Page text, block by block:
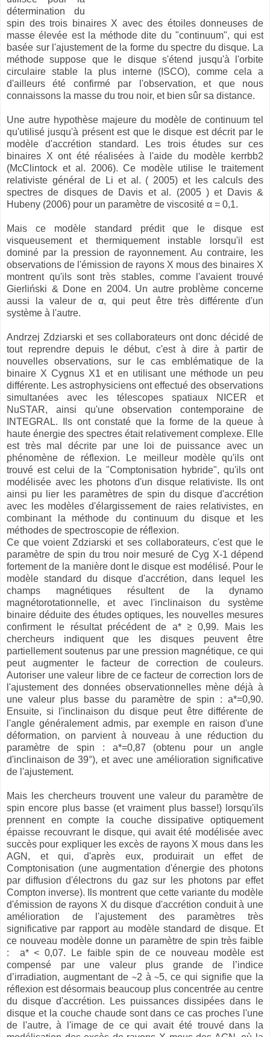
détermination du
spin des trois binaires X avec des étoiles donneuses de
masse élevée est la méthode dite du "continuum", qui est
basée sur l'ajustement de la forme du spectre du disque. La
méthode suppose que le disque s'étend jusqu'à l'orbite
circulaire stable la plus interne (ISCO), comme cela a
d'ailleurs été confirmé par l'observation, et que nous
connaissons la masse du trou noir, et bien sûr sa distance.
Une autre hypothèse majeure du modèle de continuum tel
qu'utilisé jusqu'à présent est que le disque est décrit par le
modèle d'accrétion standard. Les trois études sur ces
binaires X ont été réalisées à l'aide du modèle kerrbb2
(McClintock et al. 2006). Ce modèle utilise le traitement
relativiste général de Li et al. ( 2005) et les calculs des
spectres de disques de Davis et al. (2005 ) et Davis &
Hubeny (2006) pour un paramètre de viscosité α = 0,1.
Mais ce modèle standard prédit que le disque est
visqueusement et thermiquement instable lorsqu'il est
dominé par la pression de rayonnement. Au contraire, les
observations de l'émission de rayons X mous des binaires X
montrent qu'ils sont très stables, comme l'avaient trouvé
Gierliński & Done en 2004. Un autre problème concerne
aussi la valeur de α, qui peut être très différente d'un
système à l'autre.
Andrzej Zdziarski et ses collaborateurs ont donc décidé de
tout reprendre depuis le début, c'est à dire à partir de
nouvelles observations, sur le cas emblématique de la
binaire X Cygnus X1 et en utilisant une méthode un peu
différente. Les astrophysiciens ont effectué des observations
simultanées avec les télescopes spatiaux NICER et
NuSTAR, ainsi qu'une observation contemporaine de
INTEGRAL. Ils ont constaté que la forme de la queue à
haute énergie des spectres était relativement complexe. Elle
est très mal décrite par une loi de puissance avec un
phénomène de réflexion. Le meilleur modèle qu'ils ont
trouvé est celui de la "Comptonisation hybride", qu'ils ont
modélisée avec les photons d'un disque relativiste. Ils ont
ainsi pu lier les paramètres de spin du disque d'accrétion
avec les modèles d'élargissement de raies relativistes, en
combinant la méthode du continuum du disque et les
méthodes de spectroscopie de réflexion.
Ce que voient Zdziarski et ses collaborateurs, c'est que le
paramètre de spin du trou noir mesuré de Cyg X-1 dépend
fortement de la manière dont le disque est modélisé. Pour le
modèle standard du disque d'accrétion, dans lequel les
champs magnétiques résultent de la dynamo
magnétorotationnelle, et avec l'inclinaison du système
binaire déduite des études optiques, les nouvelles mesures
confirment le résultat précédent de a* ≳ 0,99. Mais les
chercheurs indiquent que les disques peuvent être
partiellement soutenus par une pression magnétique, ce qui
peut augmenter le facteur de correction de couleurs.
Autoriser une valeur libre de ce facteur de correction lors de
l'ajustement des données observationnelles mène déjà à
une valeur plus basse du paramètre de spin : a*=0,90.
Ensuite, si l'inclinaison du disque peut être différente de
l'angle généralement admis, par exemple en raison d'une
déformation, on parvient à nouveau à une réduction du
paramètre de spin : a*=0,87 (obtenu pour un angle
d'inclinaison de 39°), et avec une amélioration significative
de l'ajustement.
Mais les chercheurs trouvent une valeur du paramètre de
spin encore plus basse (et vraiment plus basse!) lorsqu'ils
prennent en compte la couche dissipative optiquement
épaisse recouvrant le disque, qui avait été modélisée avec
succès pour expliquer les excès de rayons X mous dans les
AGN, et qui, d'après eux, produirait un effet de
Comptonisation (une augmentation d'énergie des photons
par diffusion d'électrons du gaz sur les photons par effet
Compton inverse). Ils montrent que cette variante du modèle
d'émission de rayons X du disque d'accrétion conduit à une
amélioration de l'ajustement des paramètres très
significative par rapport au modèle standard de disque. Et
ce nouveau modèle donne un paramètre de spin très faible
: a* < 0,07. Le faible spin de ce nouveau modèle est
compensé par une valeur plus grande de l’indice
d’irradiation, augmentant de ∼2 à ∼5, ce qui signifie que la
réflexion est désormais beaucoup plus concentrée au centre
du disque d'accrétion. Les puissances dissipées dans le
disque et la couche chaude sont dans ce cas proches l'une
de l'autre, à l'image de ce qui avait été trouvé dans la